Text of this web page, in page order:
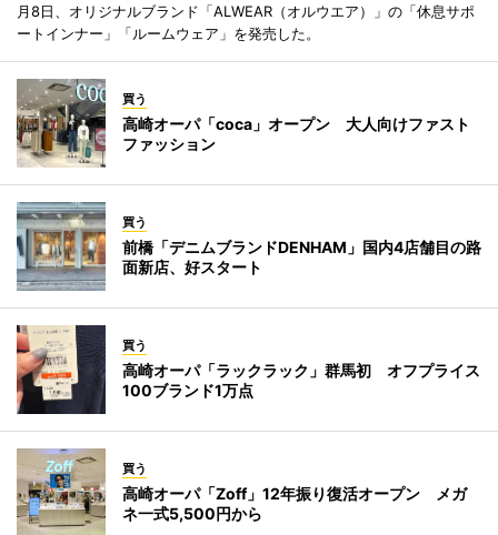
月8日、オリジナルブランド「ALWEAR（オルウエア）」の「休息サポ
ートインナー」「ルームウェア」を発売した。
買う
高崎オーパ「coca」オープン 大人向けファスト
ファッション
買う
前橋「デニムブランドDENHAM」国内4店舗目の路
面新店、好スタート
買う
高崎オーパ「ラックラック」群馬初 オフプライス
100ブランド1万点
買う
高崎オーパ「Zoff」12年振り復活オープン メガ
ネ一式5,500円から